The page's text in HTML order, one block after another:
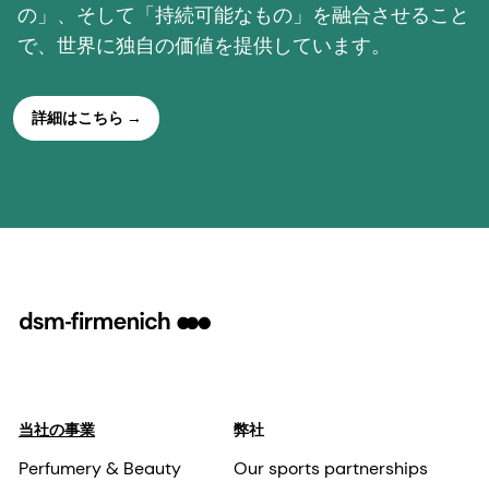
の」、そして「持続可能なもの」を融合させること
で、世界に独自の価値を提供しています。
詳細はこちら →
当社の事業
Perfumery & Beauty
弊社
Our sports partnerships